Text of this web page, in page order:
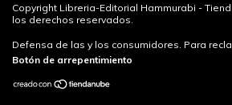
Copyright Libreria-Editorial Hammurabi -
los derechos reservados.
Defensa de las y los consumidores. Para
Botón de arrepentimiento